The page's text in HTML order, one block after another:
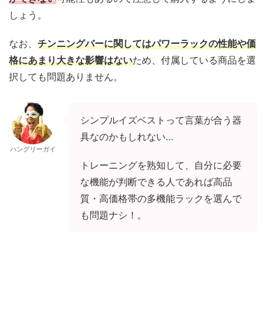
しょう。
なお、 チンニングバーに関してはパワーラックの性能や価
格にあまり大きな影響はないため、付属している商品を選
択しても問題ありません。
ハングリーガイ
シンプルイズベストって言葉が合う器
具なのかもしれない…
トレーニングを熟知して、自分に必要
な機能が判断できる人であれば高品
質・高価格帯の多機能ラックを選んで
も問題ナシ！。